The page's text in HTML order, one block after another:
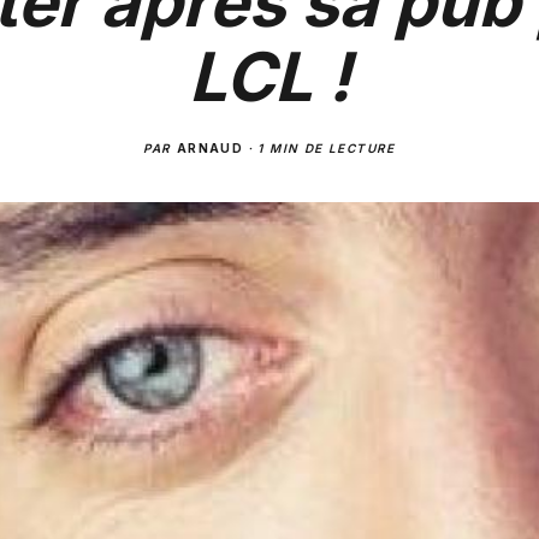
LCL !
PAR ARNAUD · 1 MIN DE LECTURE